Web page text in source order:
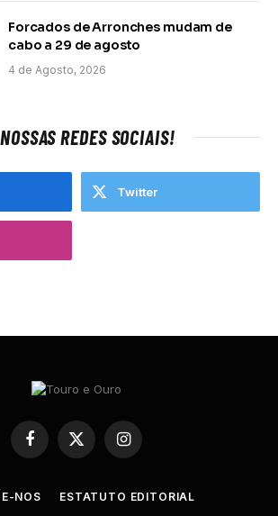
Forcados de Arronches mudam de
cabo a 29 de agosto
4 de Agosto, 2026
REDES SOCIAIS!
Twitter
Facebook
X
(Twitter)
Instagram
NOS
ESTATUTO EDITORIAL